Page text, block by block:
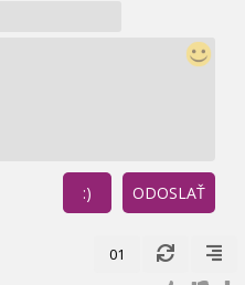
ODOSLAŤ
:)
01